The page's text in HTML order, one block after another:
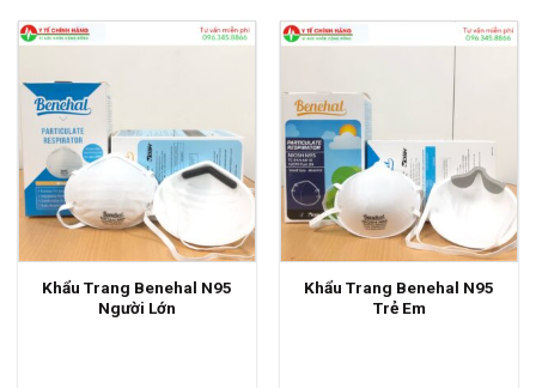
Khẩu Trang Benehal N95
Người Lớn
Khẩu Trang Benehal N95
Trẻ Em